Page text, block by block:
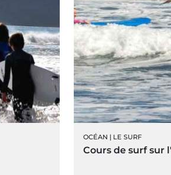
OCÉAN | LE SURF
Cours de surf sur